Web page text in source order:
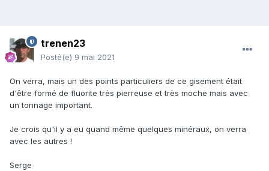
trenen23
Posté(e) 9 mai 2021
On verra, mais un des points particuliers de ce gisement était
d'être formé de fluorite très pierreuse et très moche mais avec
un tonnage important.
Je crois qu'il y a eu quand même quelques minéraux, on verra
avec les autres !
Serge